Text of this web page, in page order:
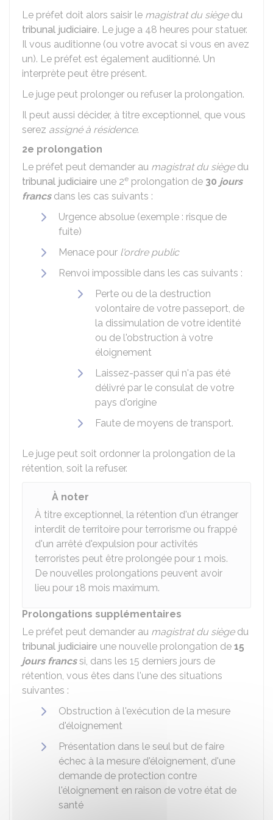
Le préfet doit alors saisir le magistrat du siègedu
tribunal judiciaire. Le juge a 48 heures pour statuer.
Il vous auditionne (ou votre avocat si vous en avez
un). Le préfet est également auditionné. Un
interprète peut être présent.
Le juge peut prolonger ou refuser la prolongation.
Il peut aussi décider, à titre exceptionnel, que vous
serez assigné à résidence.
2e prolongation
Le préfet peut demander au magistrat du siègedu
tribunal judiciaire une 2e prolongation de 30 jours
francsdans les cas suivants :
Urgence absolue (exemple : risque de
fuite)
Menace pour l'ordre public
Renvoi impossible dans les cas suivants :
Perte ou de la destruction
volontaire de votre passeport, de
la dissimulation de votre identité
ou de l'obstruction à votre
éloignement
Laissez-passer qui n'a pas été
délivré par le consulat de votre
pays d'origine
Faute de moyens de transport.
Le juge peut soit ordonner la prolongation de la
rétention, soit la refuser.
À noter
À titre exceptionnel, la rétention d'un étranger
interdit de territoire pour terrorisme ou frappé
d'un arrêté d'expulsion pour activités
terroristes peut être prolongée pour 1 mois.
De nouvelles prolongations peuvent avoir
lieu pour 18 mois maximum.
Prolongations supplémentaires
Le préfet peut demander au magistrat du siègedu
tribunal judiciaire une nouvelle prolongation de 15
jours francs si, dans les 15 derniers jours de
rétention, vous êtes dans l'une des situations
suivantes :
Obstruction à l'exécution de la mesure
d'éloignement
Présentation dans le seul but de faire
échec à la mesure d'éloignement, d'une
demande de protection contre
l'éloignement en raison de votre état de
santé